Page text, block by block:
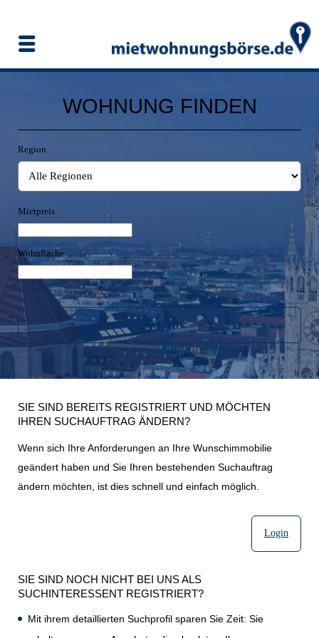
WOHNUNG FINDEN
Region
Mietpreis
Wohnfläche
Suchen
SIE SIND BEREITS REGISTRIERT UND MÖCHTEN
IHREN SUCHAUFTRAG ÄNDERN?
Wenn sich Ihre Anforderungen an Ihre Wunschimmobilie
geändert haben und Sie Ihren bestehenden Suchauftrag
ändern möchten, ist dies schnell und einfach möglich.
Login
SIE SIND NOCH NICHT BEI UNS ALS
SUCHINTERESSENT REGISTRIERT?
Mit ihrem detaillierten Suchprofil sparen Sie Zeit: Sie